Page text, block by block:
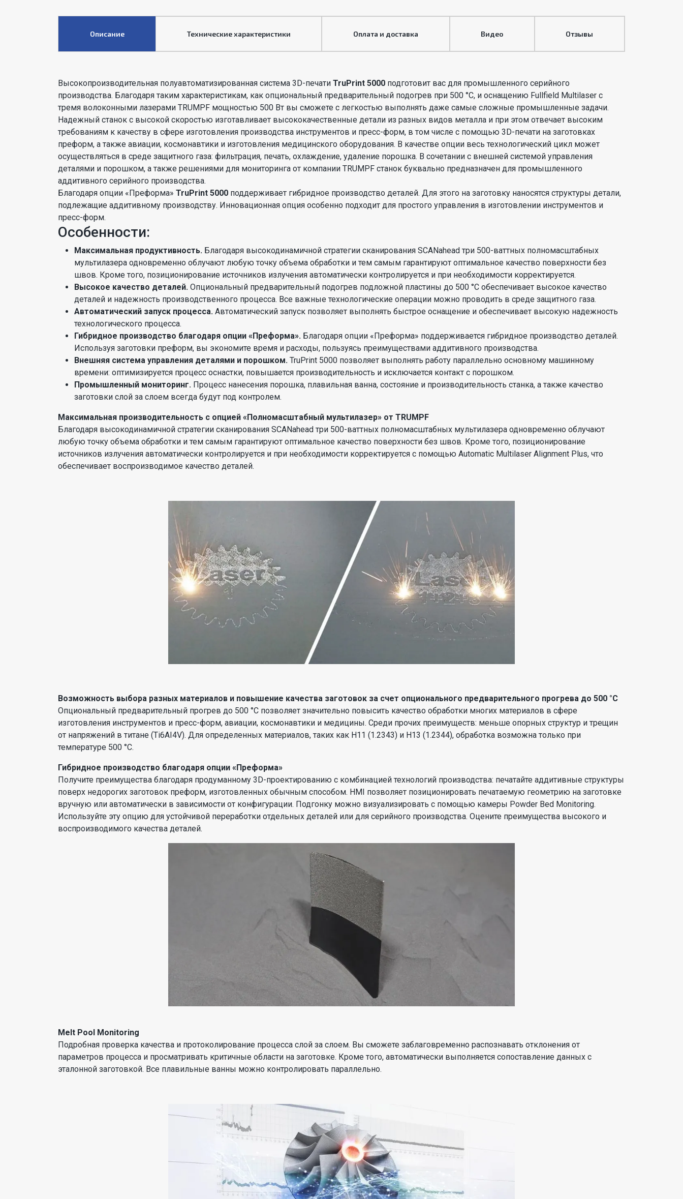
Описание Технические характеристики Оплата и доставка Видео Отзывы
Высокопроизводительная полуавтоматизированная система 3D-печати TruPrint 5000 подготовит вас для промышленного серийного
производства. Благодаря таким характеристикам, как опциональный предварительный подогрев при 500 °C, и оснащению Fullfield Multilaser с
тремя волоконными лазерами TRUMPF мощностью 500 Вт вы сможете с легкостью выполнять даже самые сложные промышленные задачи.
Надежный станок с высокой скоростью изготавливает высококачественные детали из разных видов металла и при этом отвечает высоким
требованиям к качеству в сфере изготовления производства инструментов и пресс-форм, в том числе с помощью 3D-печати на заготовках
преформ, а также авиации, космонавтики и изготовления медицинского оборудования. В качестве опции весь технологический цикл может
осуществляться в среде защитного газа: фильтрация, печать, охлаждение, удаление порошка. В сочетании с внешней системой управления
деталями и порошком, а также решениями для мониторинга от компании TRUMPF станок буквально предназначен для промышленного
аддитивного серийного производства.
Благодаря опции «Преформа» TruPrint 5000 поддерживает гибридное производство деталей. Для этого на заготовку наносятся структуры детали,
подлежащие аддитивному производству. Инновационная опция особенно подходит для простого управления в изготовлении инструментов и
пресс-форм.
Особенности:
Максимальная продуктивность. Благодаря высокодинамичной стратегии сканирования SCANahead три 500-ваттных полномасштабных
мультилазера одновременно облучают любую точку объема обработки и тем самым гарантируют оптимальное качество поверхности без
швов. Кроме того, позиционирование источников излучения автоматически контролируется и при необходимости корректируется.
Высокое качество деталей. Опциональный предварительный подогрев подложной пластины до 500 °C обеспечивает высокое качество
деталей и надежность производственного процесса. Все важные технологические операции можно проводить в среде защитного газа.
Автоматический запуск процесса. Автоматический запуск позволяет выполнять быстрое оснащение и обеспечивает высокую надежность
технологического процесса.
Гибридное производство благодаря опции «Преформа». Благодаря опции «Преформа» поддерживается гибридное производство деталей.
Используя заготовки преформ, вы экономите время и расходы, пользуясь преимуществами аддитивного производства.
Внешняя система управления деталями и порошком. TruPrint 5000 позволяет выполнять работу параллельно основному машинному
времени: оптимизируется процесс оснастки, повышается производительность и исключается контакт с порошком.
Промышленный мониторинг. Процесс нанесения порошка, плавильная ванна, состояние и производительность станка, а также качество
заготовки слой за слоем всегда будут под контролем.
Максимальная производительность с опцией «Полномасштабный мультилазер» от TRUMPF
Благодаря высокодинамичной стратегии сканирования SCANahead три 500-ваттных полномасштабных мультилазера одновременно облучают
любую точку объема обработки и тем самым гарантируют оптимальное качество поверхности без швов. Кроме того, позиционирование
источников излучения автоматически контролируется и при необходимости корректируется с помощью Automatic Multilaser Alignment Plus, что
обеспечивает воспроизводимое качество деталей.
Возможность выбора разных материалов и повышение качества заготовок за счет опционального предварительного прогрева до 500 °C
Опциональный предварительный прогрев до 500 °C позволяет значительно повысить качество обработки многих материалов в сфере
изготовления инструментов и пресс-форм, авиации, космонавтики и медицины. Среди прочих преимуществ: меньше опорных структур и трещин
от напряжений в титане (Ti6AI4V). Для определенных материалов, таких как H11 (1.2343) и H13 (1.2344), обработка возможна только при
температуре 500 °C.
Гибридное производство благодаря опции «Преформа»
Получите преимущества благодаря продуманному 3D-проектированию с комбинацией технологий производства: печатайте аддитивные структуры
поверх недорогих заготовок преформ, изготовленных обычным способом. HMI позволяет позиционировать печатаемую геометрию на заготовке
вручную или автоматически в зависимости от конфигурации. Подгонку можно визуализировать с помощью камеры Powder Bed Monitoring.
Используйте эту опцию для устойчивой переработки отдельных деталей или для серийного производства. Оцените преимущества высокого и
воспроизводимого качества деталей.
Melt Pool Monitoring
Подробная проверка качества и протоколирование процесса слой за слоем. Вы сможете заблаговременно распознавать отклонения от
параметров процесса и просматривать критичные области на заготовке. Кроме того, автоматически выполняется сопоставление данных с
эталонной заготовкой. Все плавильные ванны можно контролировать параллельно.